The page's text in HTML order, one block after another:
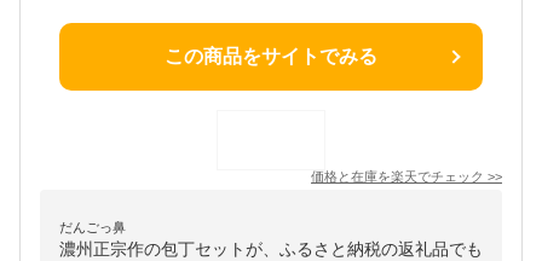
この商品をサイトでみる
価格と在庫を楽天でチェック >>
だんごっ鼻
濃州正宗作の包丁セットが、ふるさと納税の返礼品でも